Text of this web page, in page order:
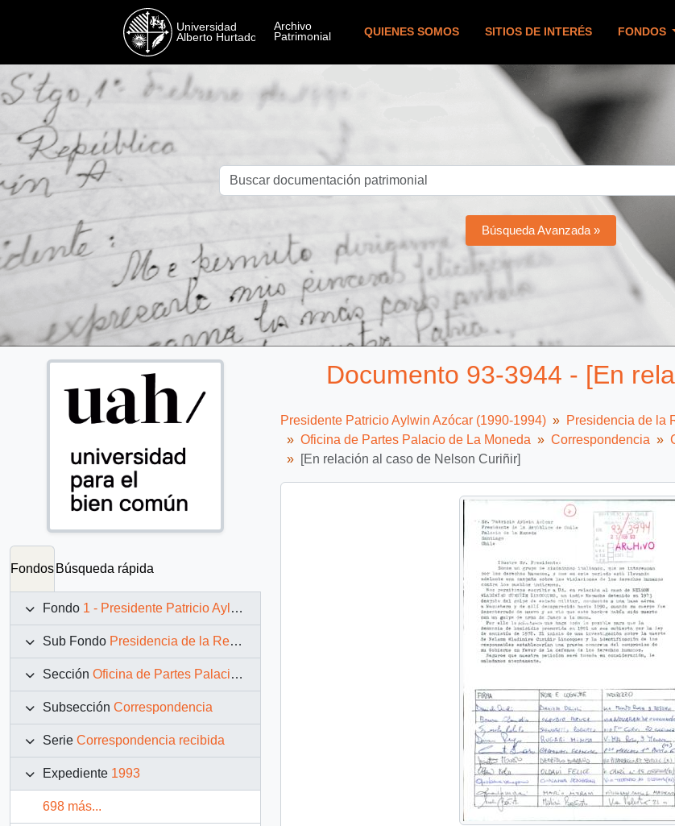
QUIENES SOMOS SITIOS DE INTERÉS FONDOS
Búsqueda Avanzada »
Fondos Búsqueda rápida
Fondo 1 - Presidente Patricio Aylwin Azócar (1990-1994)
Sub Fondo Presidencia de la República (11 marzo 1990 – 11 marzo 1994)
Sección Oficina de Partes Palacio de La Moneda
Subsección Correspondencia
Serie Correspondencia recibida
Expediente 1993
698 más...
Documento 93-3944 - [En
Presidente Patricio Aylwin Azócar (1990-1994)
Presidencia de la
Oficina de Partes Palacio de La Moneda
Correspondencia
[En relación al caso de Nelson Curiñir]